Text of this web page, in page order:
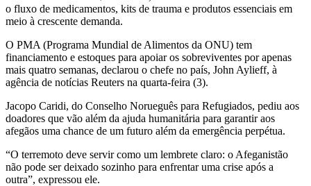
o fluxo de medicamentos, kits de trauma e produtos essenciais em
meio à crescente demanda.
O PMA (Programa Mundial de Alimentos da ONU) tem
financiamento e estoques para apoiar os sobreviventes por apenas
mais quatro semanas, declarou o chefe no país, John Aylieff, à
agência de notícias Reuters na quarta-feira (3).
Jacopo Caridi, do Conselho Norueguês para Refugiados, pediu aos
doadores que vão além da ajuda humanitária para garantir aos
afegãos uma chance de um futuro além da emergência perpétua.
“O terremoto deve servir como um lembrete claro: o Afeganistão
não pode ser deixado sozinho para enfrentar uma crise após a
outra”, expressou ele.